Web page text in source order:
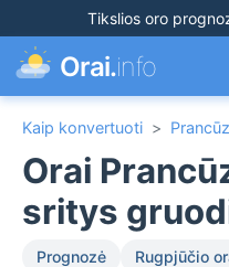
Tikslios oro
Orai.info
Kaip konvertuoti >
Orai
sritys
Prognozė Rugpjūčio